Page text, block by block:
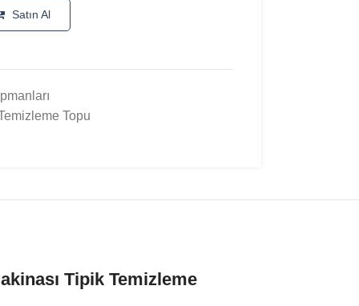
Satın Al
Topu
Tipik Temizleme